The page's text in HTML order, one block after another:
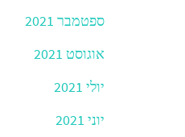
ספטמבר 2021
אוגוסט 2021
יולי 2021
יוני 2021